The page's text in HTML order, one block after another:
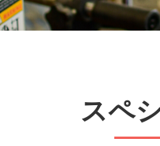
スペ